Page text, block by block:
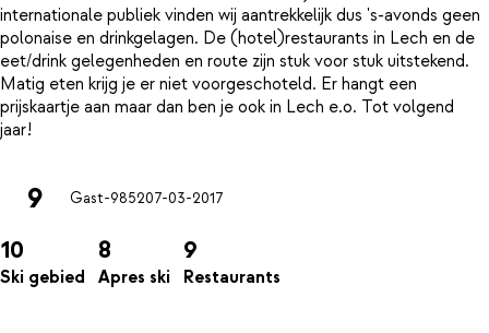
internationale publiek vinden wij aantrekkelijk dus 's-avonds geen
polonaise en drinkgelagen. De (hotel)restaurants in Lech en de
eet/drink gelegenheden en route zijn stuk voor stuk uitstekend.
Matig eten krijg je er niet voorgeschoteld. Er hangt een
prijskaartje aan maar dan ben je ook in Lech e.o. Tot volgend
9 Gast-985207-03-2017
10
Ski gebied
8
Apres ski
9
Restaurants